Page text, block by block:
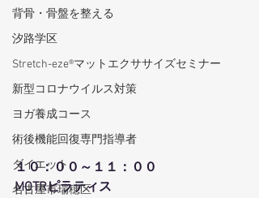
背骨・骨盤を整える
汐路学区
Stretch-eze®マットエクササイズセミナー
新型コロナウイルス対策
ヨガ養成コース
術後機能回復専門指導者
ダイエット
名古屋市瑞穂区
１０：００～１１：００
MOTRピラティス